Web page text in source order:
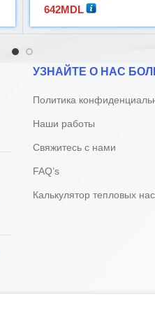
642MDL
УЗНАЙТЕ О НАС
Политика
Наши работы
Свяжитесь с нами
FAQ’s
Калькулятор тепловых